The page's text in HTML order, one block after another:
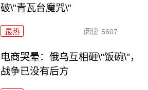
破\"青瓦台魔咒\"
最热 阅读 5607
电商哭晕：俄乌互相砸\"饭碗\"，
战争已没有后方